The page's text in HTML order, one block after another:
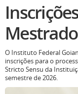
O Instituto Federal
inscrições para o
Stricto Sensu da
semestre de 2026.